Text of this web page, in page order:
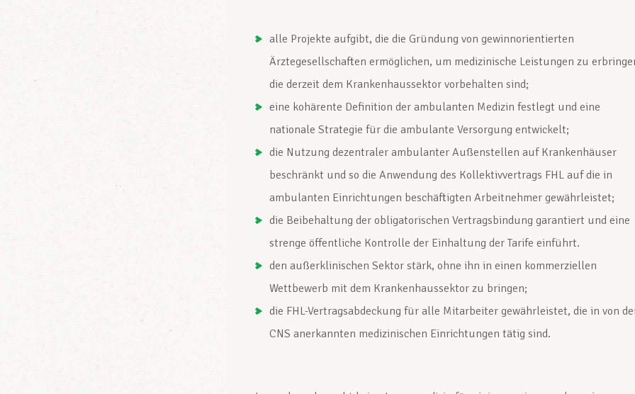
alle Projekte aufgibt, die die Gründung von gewinnorientierten
Ärztegesellschaften ermöglichen, um medizinische Leistungen zu
die derzeit dem Krankenhaussektor vorbehalten sind;
eine kohärente Definition der ambulanten Medizin festlegt und eine
nationale Strategie für die ambulante Versorgung entwickelt;
die Nutzung dezentraler ambulanter Außenstellen auf Krankenhäuser
beschränkt und so die Anwendung des Kollektivvertrags FHL auf die in
ambulanten Einrichtungen beschäftigten Arbeitnehmer gewährleistet;
die Beibehaltung der obligatorischen Vertragsbindung garantiert und eine
strenge öffentliche Kontrolle der Einhaltung der Tarife einführt.
den außerklinischen Sektor stärk, ohne ihn in einen kommerziellen
Wettbewerb mit dem Krankenhaussektor zu bringen;
die FHL-Vertragsabdeckung für alle Mitarbeiter gewährleistet, die in von
CNS anerkannten medizinischen Einrichtungen tätig sind.